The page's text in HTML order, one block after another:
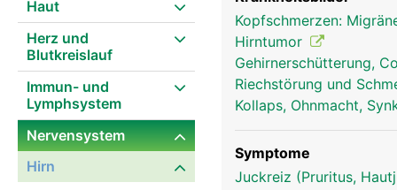
Haut
Herz und
Blutkreislauf
Immun- und
Lymphsystem
Nervensystem
Hirn
steuert den Schlaf und
Bewegungen
Sauerstoffversorgung
von mehr als 10
Minuten führt bereits
Flüssigkeit (Liquor)
mit Nährstoffen versorgt.
Kopfschmerzen:
Hirntumor
Gehirnerschütterung,
Riechstörung und
Kollaps, Ohnmacht,
Symptome
Juckreiz (Pruritus,